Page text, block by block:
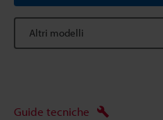
Altri modelli
Guide tecniche